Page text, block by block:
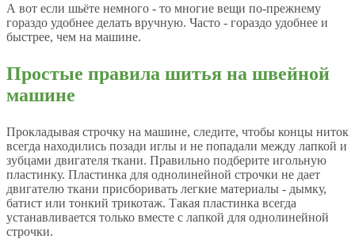
А вот если шьёте немного - то многие вещи по-прежнему
гораздо удобнее делать вручную. Часто - гораздо удобнее и
быстрее, чем на машине.
Простые правила шитья на швейной
машине
Прокладывая строчку на машине, следите, чтобы концы ниток
всегда находились позади иглы и не попадали между лапкой и
зубцами двигателя ткани. Правильно подберите игольную
пластинку. Пластинка для однолинейной строчки не дает
двигателю ткани присборивать легкие материалы - дымку,
батист или тонкий трикотаж. Такая пластинка всегда
устанавливается только вместе с лапкой для однолинейной
строчки.